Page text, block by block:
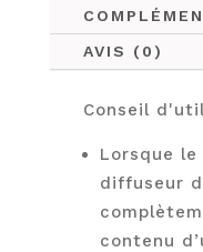
AVIS (0)
Conseil
Lorsque
diffuseur
contenu